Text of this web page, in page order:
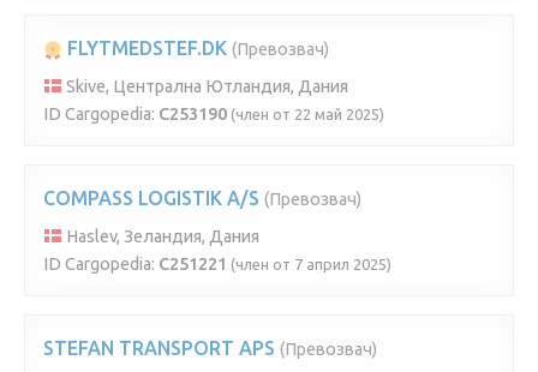
FLYTMEDSTEF.DK (Превозвач)
Skive, Централна Ютландия, Дания
ID Cargopedia: C253190 (член от 22 май 2025)
COMPASS LOGISTIK A/S (Превозвач)
Haslev, Зеландия, Дания
ID Cargopedia: C251221 (член от 7 април 2025)
STEFAN TRANSPORT APS (Превозвач)